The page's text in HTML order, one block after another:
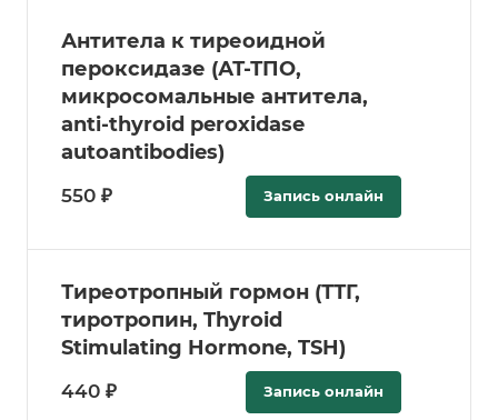
Антитела к тиреоидной
пероксидазе (АТ-ТПО,
микросомальные антитела,
anti-thyroid peroxidase
autoantibodies)
550 ₽ Запись онлайн
Тиреотропный гормон (ТТГ,
тиротропин, Thyroid
Stimulating Hormone, TSH)
440 ₽ Запись онлайн